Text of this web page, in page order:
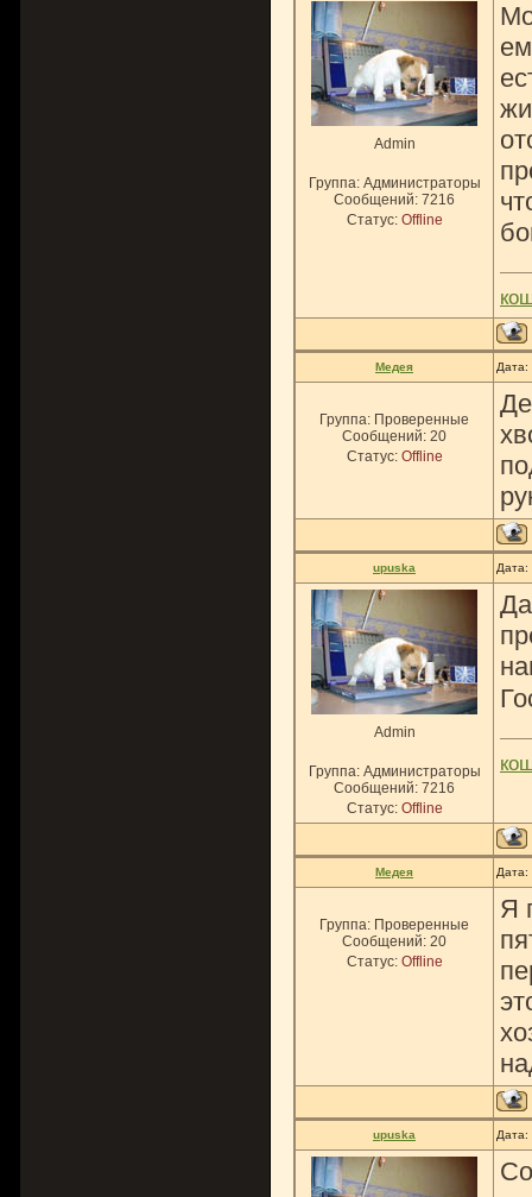
Admin
Группа: Администраторы
Сообщений: 7216
Статус: Offline
Медея
Группа: Проверенные
Сообщений: 20
Статус: Offline
upuska
Admin
Группа: Администраторы
Сообщений: 7216
Статус: Offline
Медея
Группа: Проверенные
Сообщений: 20
Статус: Offline
Я
upuska